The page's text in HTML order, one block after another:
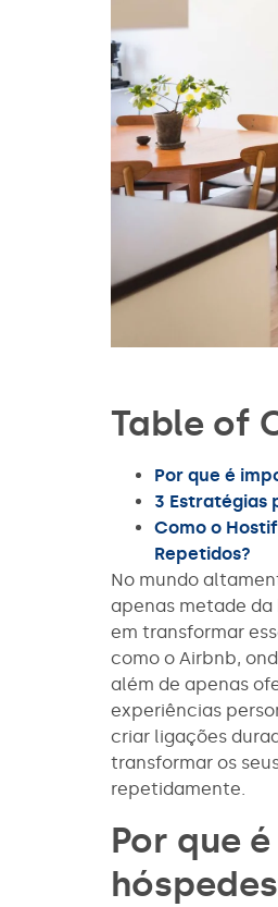
Table of
Por que é
3 Estratégias
Como o
Repetidos?
No mundo
apenas metade da
em transformar
como o Airbnb,
além de apenas
experiências
criar ligações
transformar os
repetidamente.
Por que